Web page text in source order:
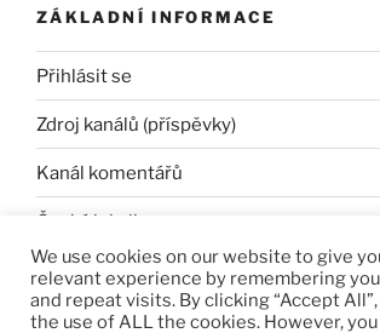
ZÁKLADNÍ INFORMACE
Přihlásit se
Zdroj kanálů (příspěvky)
Kanál komentářů
Česká lokalizace
We use cookies on our website to give
relevant experience by remembering
and repeat visits. By clicking “Accept
the use of ALL the cookies. However,